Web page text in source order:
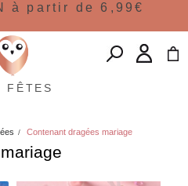
à partir de 6,99€
FÊTES
Contenant dragées mariage